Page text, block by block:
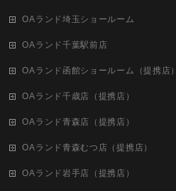
OAランド埼玉ショールーム
OAランド千葉駅前店
OAランド函館ショールーム（提携店）
OAランド千歳店（提携店）
OAランド青森店（提携店）
OAランド青森むつ店（提携店）
OAランド岩手店（提携店）